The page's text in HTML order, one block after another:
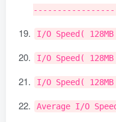
I/O Speed ( 128MB
I/O Speed ( 128MB
I/O Speed ( 128MB
Average I/O